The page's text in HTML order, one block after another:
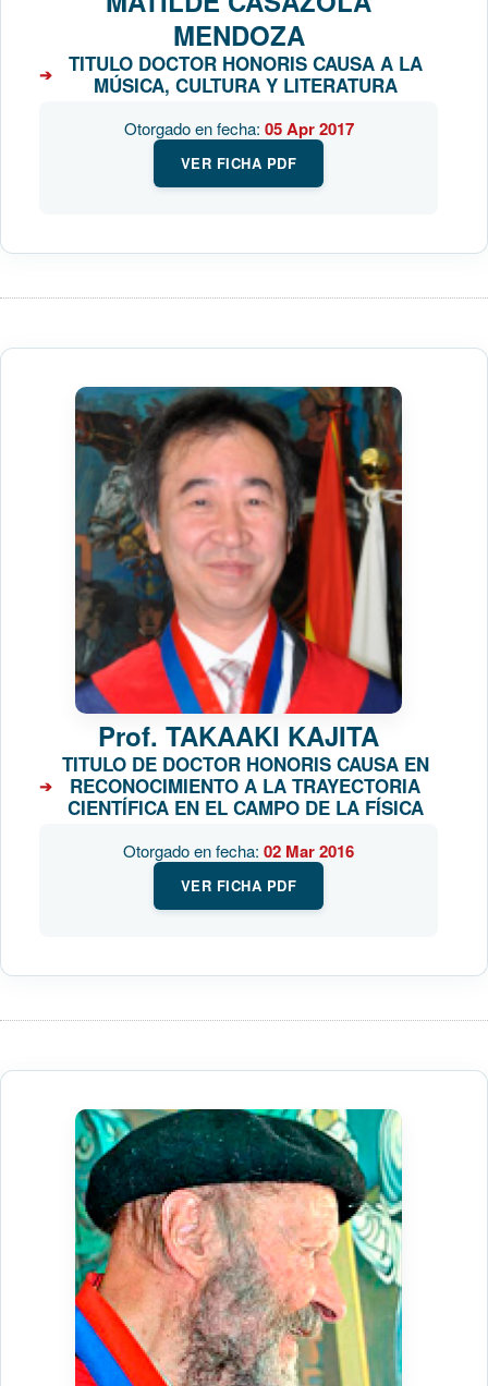
MENDOZA
TITULO DOCTOR HONORIS CAUSA A LA
MÚSICA, CULTURA Y LITERATURA
Otorgado en fecha: 05 Apr 2017
VER FICHA PDF
Prof. TAKAAKI KAJITA
TITULO DE DOCTOR HONORIS CAUSA EN
RECONOCIMIENTO A LA TRAYECTORIA
CIENTÍFICA EN EL CAMPO DE LA FÍSICA
Otorgado en fecha: 02 Mar 2016
VER FICHA PDF